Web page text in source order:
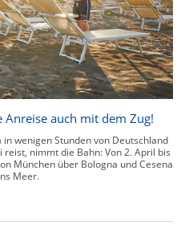
auch mit dem Zug!
wenigen Stunden von Deutschland
nimmt die Bahn: Von 2. April bis
München über Bologna und Cesena
Meer.